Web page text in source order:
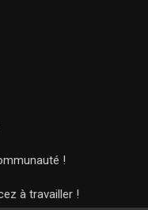
!
à travailler !